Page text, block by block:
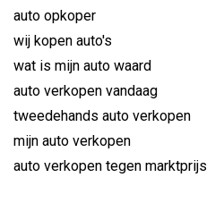
auto opkoper
wij kopen auto's
wat is mijn auto waard
auto verkopen vandaag
tweedehands auto verkopen
mijn auto verkopen
auto verkopen tegen marktprijs